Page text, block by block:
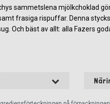
sammetslena mjölkchoklad
frasiga rispuffar. Denna
Och bäst av allt: alla Fazers